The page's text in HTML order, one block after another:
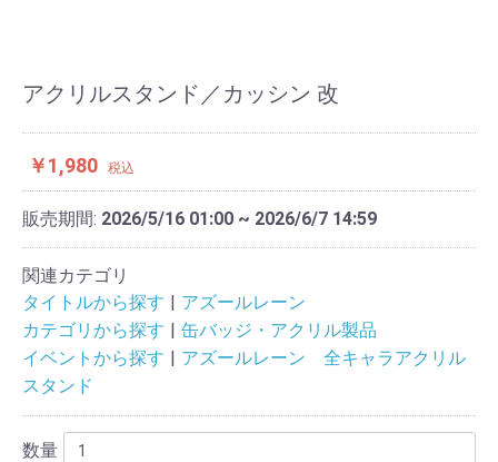
アクリルスタンド／カッシン 改
￥1,980 税込
販売期間: 2026/5/16 01:00 ~ 2026/6/7 14:59
関連カテゴリ
タイトルから探す
アズールレーン
カテゴリから探す
缶バッジ・アクリル製品
イベントから探す
アズールレーン 全キャラアクリル
スタンド
数量